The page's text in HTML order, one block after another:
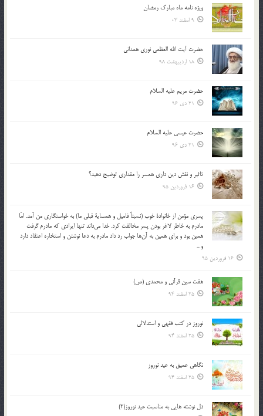
ویژه نامه ماه مبارک رمضان
9 اسفند 03
حضرت آیت الله العظمی نوری همدانی
18 اردیبهشت 98
حضرت مریم علیه السلام
21 دی 96
حضرت عیسی علیه السلام
21 دی 96
تاثير و نقش دين داري همسر را مقداري توضيح دهيد؟
16 فروردین 95
پسري مؤمن از خانوادة خوب (نسبتاً فاميل و همساية قبلي ما) به خواستگاري من آمد. امّا
مادرم به خاطر لاغر بودن پسر مخالفت كرد. خدا مي‌داند تنها ايرادي كه مادرم گرفت
همين بود و براي همين به آن‌ها جواب رد داد مادرم به دعا نوشتن و استخاره اعتقاد دارد
و…
16 فروردین 95
هفت سین قرآنی و محمدی (ص)
25 اسفند 94
نوروز در كتب فقهى و استدلالى‏
25 اسفند 94
نگاهى عميق به عيد نوروز
25 اسفند 94
دل نوشته هایی به مناسبت عید نوروز(2)